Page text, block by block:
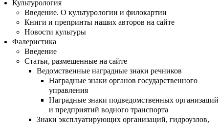
Культурология
Введение. О культурологии и филокартии
Книги и препринты наших авторов на сайте
Новости культуры
Фалеристика
Введение
Статьи, размещенные на сайте
Ведомственные наградные знаки речников
Наградные знаки органов государственного
управления
Наградные знаки подведомственных организаций
и предприятий водного транспорта
Знаки эксплуатирующих организаций, гидроузлов,